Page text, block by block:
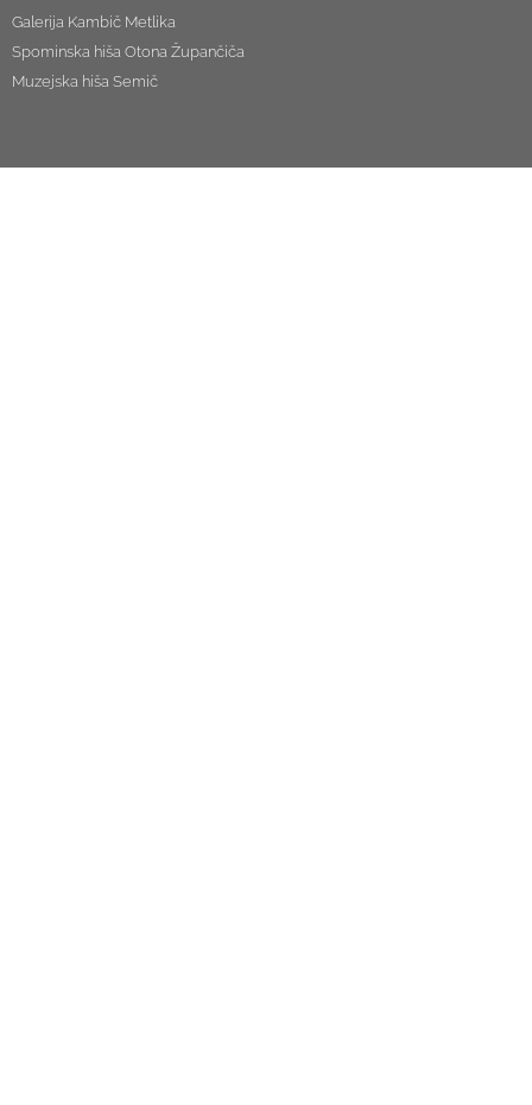
Galerija Kambič Metlika
Spominska hiša Otona Župančiča
Muzejska hiša Semič